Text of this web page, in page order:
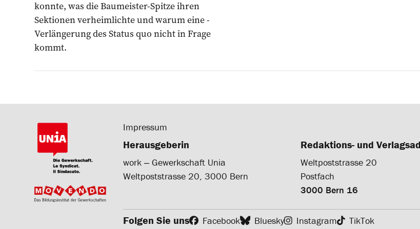
konnte, was die Baumeister-­Spitze ihren
Sektionen ­verheimlichte und ­warum eine ­
Verlängerung des Status quo nicht in Frage
kommt.
Impressum
Herausgeberin
work ‒ Gewerkschaft Unia
Weltpoststrasse 20, 3000 Bern
Redaktions- und
Weltpoststrasse 20
Postfach
3000 Bern 16
Folgen Sie uns Facebook Bluesky Instagram TikTok